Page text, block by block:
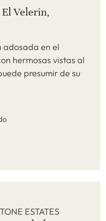
El Velerin,
adosada en el
hermosas vistas al
presumir de su
ESTATES